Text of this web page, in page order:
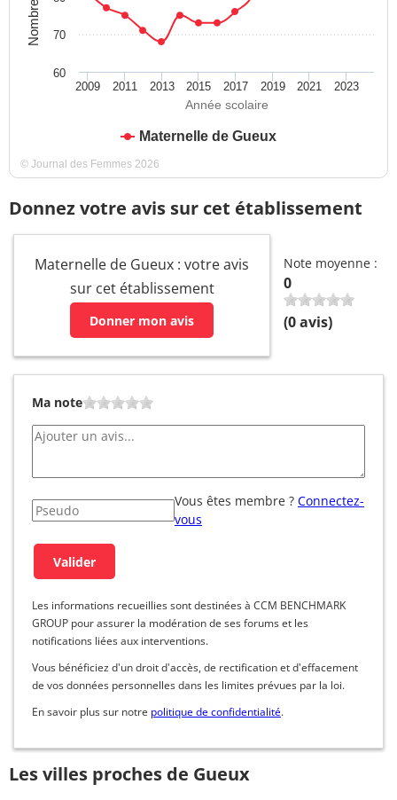
Année scolaire
Maternelle de Gueux
2009 2011 2013 2015 2017 2019 2021 2023
60
70
© Journal des Femmes 2026
Donnez votre avis sur cet établissement
Maternelle de Gueux : votre avis
sur cet établissement
Donner mon avis
Note moyenne :
0
(0avis)
Ma note
Vous êtes membre ? Connectez-
vous
Les informations recueillies sont destinées à CCM BENCHMARK
GROUP pour assurer la modération de ses forums et les
notifications liées aux interventions.
Vous bénéficiez d'un droit d'accès, de rectification et d'effacement
de vos données personnelles dans les limites prévues par la loi.
En savoir plus sur notre politique de confidentialité.
Les villes proches de Gueux